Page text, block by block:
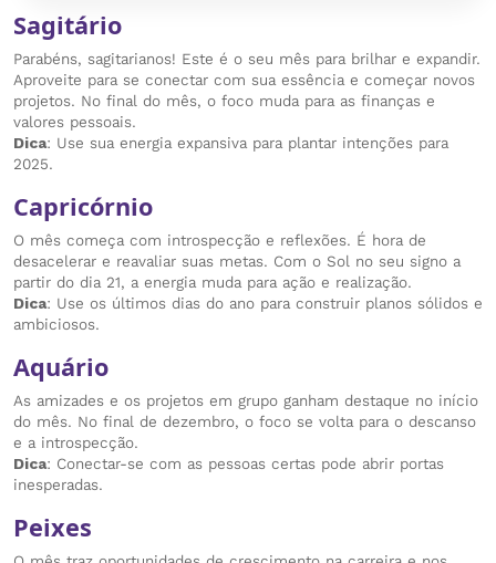
Sagitário
Parabéns, sagitarianos! Este é o seu mês para brilhar e expandir.
Aproveite para se conectar com sua essência e começar novos
projetos. No final do mês, o foco muda para as finanças e
valores pessoais.
Dica: Use sua energia expansiva para plantar intenções para
2025.
Capricórnio
O mês começa com introspecção e reflexões. É hora de
desacelerar e reavaliar suas metas. Com o Sol no seu signo a
partir do dia 21, a energia muda para ação e realização.
Dica: Use os últimos dias do ano para construir planos sólidos e
ambiciosos.
Aquário
As amizades e os projetos em grupo ganham destaque no início
do mês. No final de dezembro, o foco se volta para o descanso
e a introspecção.
Dica: Conectar-se com as pessoas certas pode abrir portas
inesperadas.
Peixes